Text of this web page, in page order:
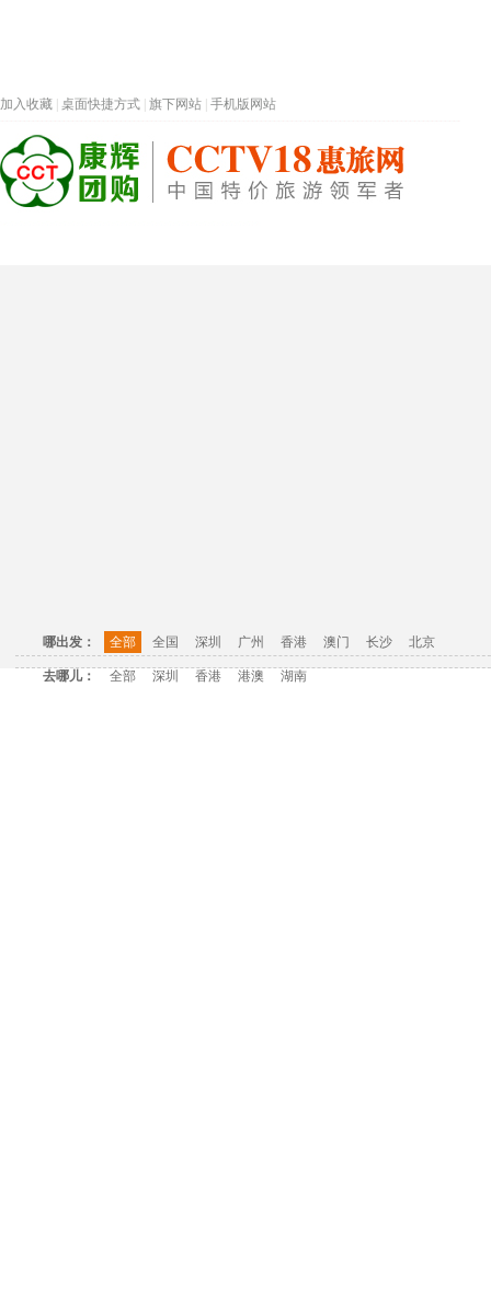
加入收藏 桌面快捷方式 旗下网站 手机版网站
哪出发： 全部 全国 深圳 广州 香港 澳门 长沙 北京
去哪儿： 全部 深圳 香港 港澳 湖南